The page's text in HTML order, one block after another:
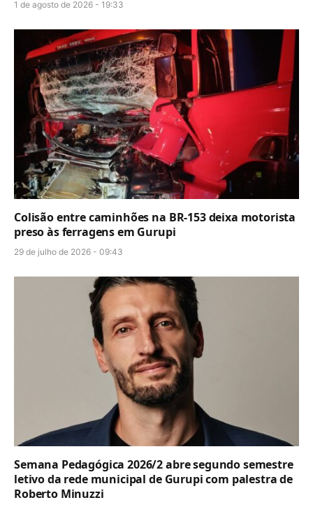
1 de agosto de 2026 - 19:33
Colisão entre caminhões na BR-153 deixa motorista
preso às ferragens em Gurupi
29 de julho de 2026 - 09:43
Semana Pedagógica 2026/2 abre segundo semestre
letivo da rede municipal de Gurupi com palestra de
Roberto Minuzzi